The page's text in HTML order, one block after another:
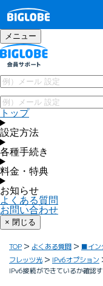
メニュー
トップ
設定方法
各種手続き
料金・特典
お知らせ
よくある質問
お問い合わせ
× 閉じる
TOP よくある質問 ■イン
フレッツ光
IPv6オプション
IPv6接続ができているか確認